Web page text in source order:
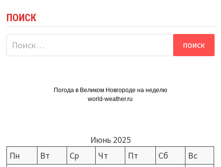
ПОИСК
Найти:
Погода в Великом Новгороде на неделю
world-weather.ru
Июнь 2025
Пн
Вт Ср Чт Пт Сб
Вс